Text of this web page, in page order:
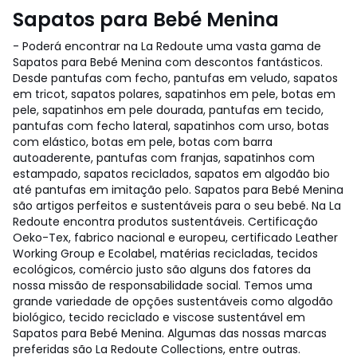
Sapatos para Bebé Menina
- Poderá encontrar na La Redoute uma vasta gama de
Sapatos para Bebé Menina com descontos fantásticos.
Desde pantufas com fecho, pantufas em veludo, sapatos
em tricot, sapatos polares, sapatinhos em pele, botas em
pele, sapatinhos em pele dourada, pantufas em tecido,
pantufas com fecho lateral, sapatinhos com urso, botas
com elástico, botas em pele, botas com barra
autoaderente, pantufas com franjas, sapatinhos com
estampado, sapatos reciclados, sapatos em algodão bio
até pantufas em imitação pelo. Sapatos para Bebé Menina
são artigos perfeitos e sustentáveis para o seu bebé. Na La
Redoute encontra produtos sustentáveis. Certificação
Oeko-Tex, fabrico nacional e europeu, certificado Leather
Working Group e Ecolabel, matérias recicladas, tecidos
ecológicos, comércio justo são alguns dos fatores da
nossa missão de responsabilidade social. Temos uma
grande variedade de opções sustentáveis como algodão
biológico, tecido reciclado e viscose sustentável em
Sapatos para Bebé Menina. Algumas das nossas marcas
preferidas são La Redoute Collections, entre outras.